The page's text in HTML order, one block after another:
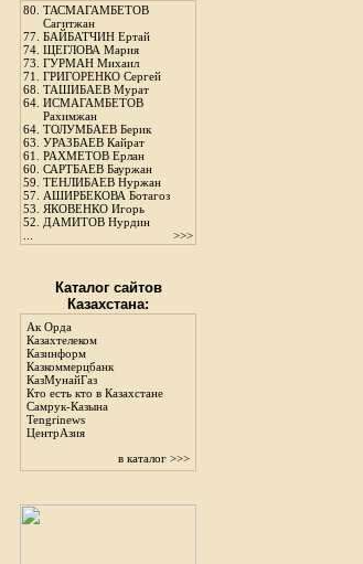
80. ТАСМАГАМБЕТОВ
Сагитжан
77. БАЙБАТЧИН Ертай
74. ЩЕГЛОВА Мария
73. ГУРМАН Михаил
71. ГРИГОРЕНКО Сергей
68. ТАШИБАЕВ Мурат
64. ИСМАГАМБЕТОВ
Рахимжан
64. ТОЛУМБАЕВ Берик
63. УРАЗБАЕВ Кайрат
61. РАХМЕТОВ Ерлан
60. САРТБАЕВ Бауржан
59. ТЕНЛИБАЕВ Нуржан
57. АШИРБЕКОВА Ботагоз
53. ЯКОВЕНКО Игорь
52. ДАМИТОВ Нурдин
>>>
Каталог сайтов
Казахстана:
Ак Орда
Казахтелеком
Казинформ
Казкоммерцбанк
КазМунайГаз
Кто есть кто в Казахстане
Самрук-Казына
Tengrinews
ЦентрАзия
в каталог >>>